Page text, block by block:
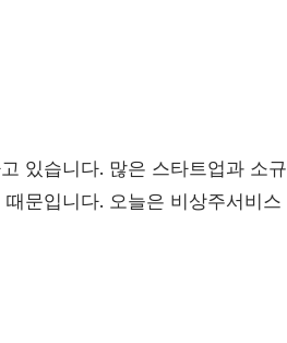
있습니다. 많은 스타트업과 소규
문입니다. 오늘은 비상주서비스